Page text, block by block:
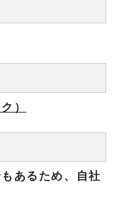
）
あるため、自社